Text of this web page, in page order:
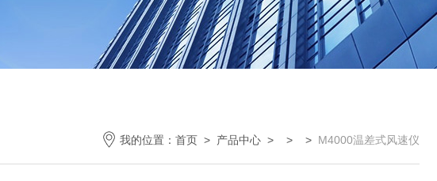
我的位置： 首页 > 产品中心 > > > M4000温差式风速仪